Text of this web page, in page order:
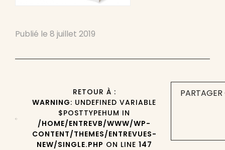
Publié le 8 juillet 2019
RETOUR À :
WARNING: UNDEFINED VARIABLE
$POSTTYPEHUM IN
/HOME/ENTREVB/WWW/WP-
CONTENT/THEMES/ENTREVUES-
NEW/SINGLE.PHP ON LINE 147